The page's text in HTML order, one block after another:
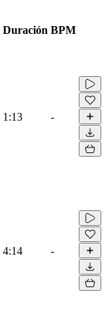
Duración BPM
1:13 -
4:14 -